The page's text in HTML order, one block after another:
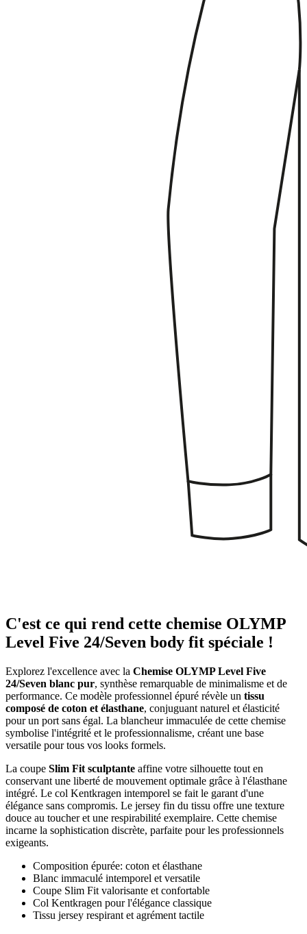
C'est ce qui rend cette chemise OLYMP
Level Five 24/Seven body fit spéciale !
Explorez l'excellence avec la Chemise OLYMP Level Five
24/Seven blanc pur, synthèse remarquable de minimalisme et de
performance. Ce modèle professionnel épuré révèle un tissu
composé de coton et élasthane, conjuguant naturel et élasticité
pour un port sans égal. La blancheur immaculée de cette chemise
symbolise l'intégrité et le professionnalisme, créant une base
versatile pour tous vos looks formels.
La coupe Slim Fit sculptante affine votre silhouette tout en
conservant une liberté de mouvement optimale grâce à l'élasthane
intégré. Le col Kentkragen intemporel se fait le garant d'une
élégance sans compromis. Le jersey fin du tissu offre une texture
douce au toucher et une respirabilité exemplaire. Cette chemise
incarne la sophistication discrète, parfaite pour les professionnels
exigeants.
Composition épurée: coton et élasthane
Blanc immaculé intemporel et versatile
Coupe Slim Fit valorisante et confortable
Col Kentkragen pour l'élégance classique
Tissu jersey respirant et agrément tactile